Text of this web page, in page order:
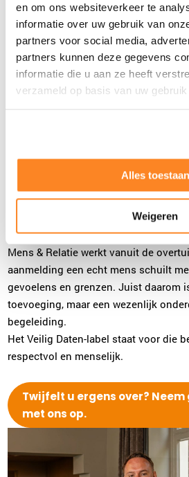
en om ons websiteverkeer te
informatie over uw gebruik van
partners voor social media,
partners kunnen deze gegevens
informatie die u aan ze heeft
verzameld op basis van uw
Alles toestaan
Weigeren
Echte aandacht
Mens & Relatie werkt vanuit de
aanmelding een echt mens schuilt
gevoelens en grenzen. Juist daarom
toevoeging, maar een wezenlijk
begeleiding.
Het Veilig Daten-label staat voor die
respectvol en menselijk.
Twijfelt u ergens over?
met ons op.